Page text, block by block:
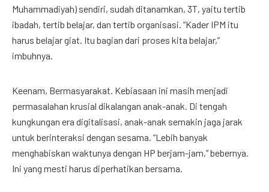
Muhammadiyah) sendiri, sudah ditanamkan, 3T, yaitu tertib
ibadah, tertib belajar, dan tertib organisasi. “Kader IPM itu
harus belajar giat. Itu bagian dari proses kita belajar,”
imbuhnya.
Keenam, Bermasyarakat. Kebiasaan ini masih menjadi
permasalahan krusial dikalangan anak-anak. Di tengah
kungkungan era digitalisasi, anak-anak semakin jaga jarak
untuk berinteraksi dengan sesama. “Lebih banyak
menghabiskan waktunya dengan HP berjam-jam,” bebernya.
Ini yang mesti harus diperhatikan bersama.